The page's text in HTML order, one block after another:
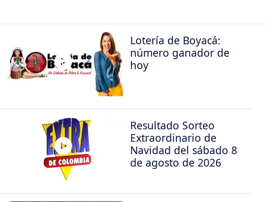
Lotería de Boyacá:
número ganador de
hoy
Resultado Sorteo
Extraordinario de
Navidad del sábado 8
de agosto de 2026